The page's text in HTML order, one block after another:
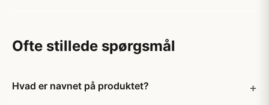
Ofte stillede spørgsmål
Hvad er navnet på produktet?